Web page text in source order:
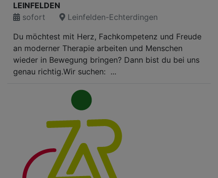
LEINFELDEN
sofort
Leinfelden-Echterdingen
Du möchtest mit Herz, Fachkompetenz und Freude
an moderner Therapie arbeiten und Menschen
wieder in Bewegung bringen? Dann bist du bei uns
genau richtig.Wir suchen: ...